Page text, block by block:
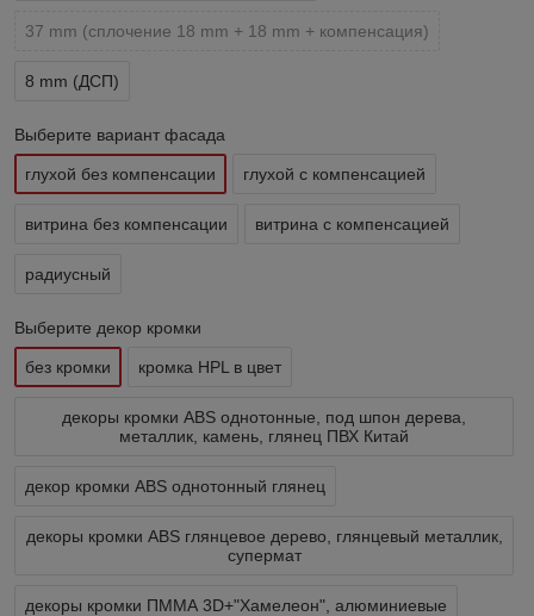
37 mm (сплочение 18 mm + 18 mm + компенсация)
8 mm (ДСП)
Выберите вариант фасада
глухой без компенсации глухой с компенсацией
витрина без компенсации витрина с компенсацией
радиусный
Выберите декор кромки
без кромки кромка HPL в цвет
декоры кромки ABS однотонные, под шпон дерева,
металлик, камень, глянец ПВХ Китай
декор кромки ABS однотонный глянец
декоры кромки ABS глянцевое дерево, глянцевый металлик,
супермат
декоры кромки ПММА 3D+"Хамелеон", алюминиевые